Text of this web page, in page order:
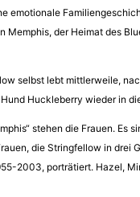
emotionale
Memphis, der Heimat des
selbst lebt mittlerweile,
Huckleberry wieder in
stehen die Frauen. Es
die Stringfellow in drei
2003, porträtiert. Hazel,